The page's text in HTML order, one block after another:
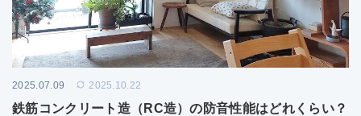
2025.07.09 2025.10.22
鉄筋コンクリート造（RC造）の防音性能はどれくらい？